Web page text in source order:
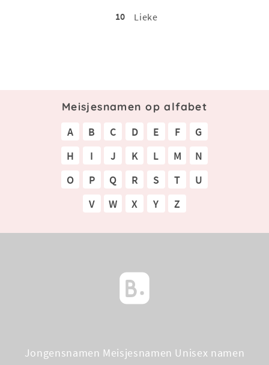
10
Lieke
Meisjesnamen op alfabet
A B C D E F
G
H
I J K L M
N
O
P Q R S T
U
V
W X Y Z
Jongensnamen Meisjesnamen Unisex namen